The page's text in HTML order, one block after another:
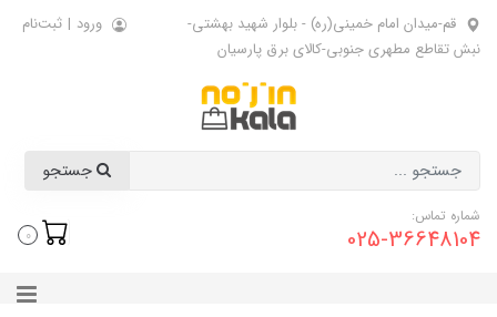
قم-میدان امام خمینی(ره) - بلوار شهید بهشتی-
نبش تقاطع مطهری جنوبی-کالای برق پارسیان
ورود | ثبت‌نام
شماره تماس:
025-36648104
0